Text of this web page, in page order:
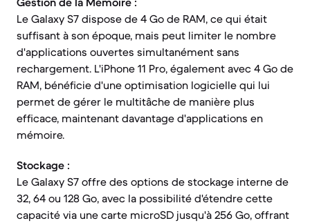
Le Galaxy S7 dispose de 4 Go de RAM, ce qui était
suffisant à son époque, mais peut limiter le nombre
d'applications ouvertes simultanément sans
rechargement. L'iPhone 11 Pro, également avec 4 Go de
RAM, bénéficie d'une optimisation logicielle qui lui
permet de gérer le multitâche de manière plus
efficace, maintenant davantage d'applications en
mémoire.
Stockage :
Le Galaxy S7 offre des options de stockage interne de
32, 64 ou 128 Go, avec la possibilité d'étendre cette
capacité via une carte microSD jusqu'à 256 Go, offrant